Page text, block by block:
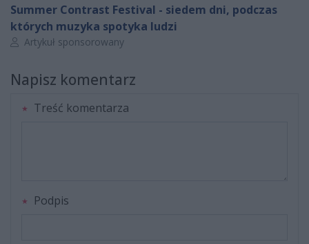
Summer Contrast Festival - siedem dni, podczas
których muzyka spotyka ludzi
Autor artykułu:
Artykuł sponsorowany
Napisz komentarz
Treść komentarza
Podpis